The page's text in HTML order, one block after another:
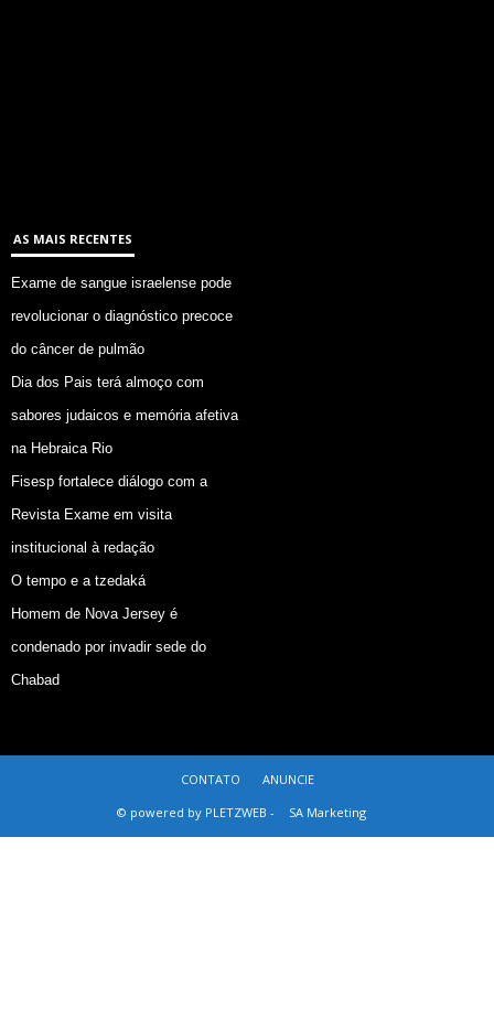
AS MAIS RECENTES
Exame de sangue israelense pode
revolucionar o diagnóstico precoce
do câncer de pulmão
Dia dos Pais terá almoço com
sabores judaicos e memória afetiva
na Hebraica Rio
Fisesp fortalece diálogo com a
Revista Exame em visita
institucional à redação
O tempo e a tzedaká
Homem de Nova Jersey é
condenado por invadir sede do
Chabad
CONTATO
ANUNCIE
© powered by PLETZWEB -
SA Marketing